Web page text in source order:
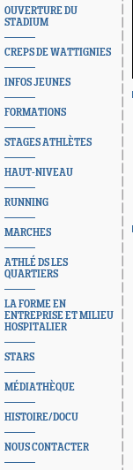
OUVERTURE DU
STADIUM
CREPS DE WATTIGNIES
INFOS JEUNES
FORMATIONS
STAGES ATHLÈTES
HAUT-NIVEAU
RUNNING
MARCHES
ATHLÉ DS LES
QUARTIERS
LA FORME EN
ENTREPRISE ET MILIEU
HOSPITALIER
STARS
MÉDIATHÈQUE
HISTOIRE/DOCU
NOUS CONTACTER